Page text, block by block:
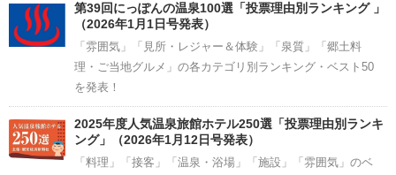
第39回にっぽんの温泉100選「投票理由別ランキング 」
（2026年1月1日号発表）
「雰囲気」「見所・レジャー＆体験」「泉質」「郷土料
理・ご当地グルメ」の各カテゴリ別ランキング・ベスト50
を発表！
2025年度人気温泉旅館ホテル250選「投票理由別ランキ
ング」（2026年1月12日号発表）
「料理」「接客」「温泉・浴場」「施設」「雰囲気」のベ